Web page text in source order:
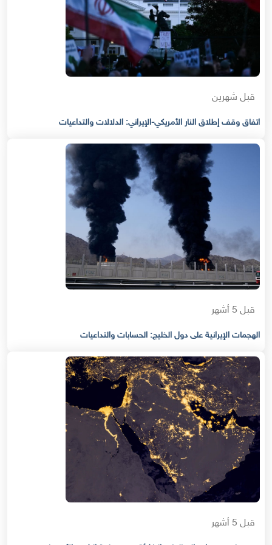
قبل شهرين
اتفاق وقف إطلاق النار الأمريكي-الإيراني: الدلالات والتداعيات
قبل 5 أشهر
الهجمات الإيرانية على دول الخليج: الحسابات والتداعيات
قبل 5 أشهر